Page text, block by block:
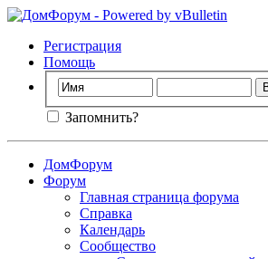
Регистрация
Помощь
Запомнить?
ДомФорум
Форум
Главная страница форума
Справка
Календарь
Сообщество